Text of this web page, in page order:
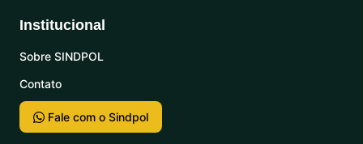
Institucional
Sobre SINDPOL
Contato
Fale com o Sindpol